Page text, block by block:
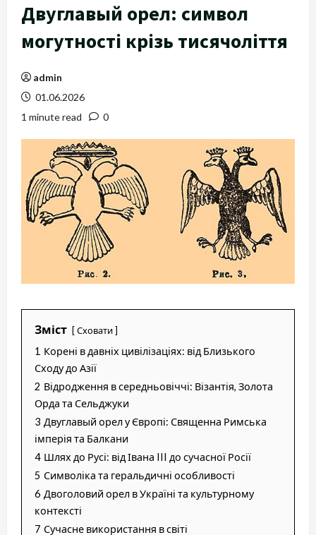
Двуглавый орел: символ
могутності крізь тисячоліття
admin
01.06.2026
1 minute read
0
Зміст Сховати
1 Корені в давніх цивілізаціях: від Близького
Сходу до Азії
2 Відродження в середньовіччі: Візантія, Золота
Орда та Сельджуки
3 Двуглавый орел у Європі: Священна Римська
імперія та Балкани
4 Шлях до Русі: від Івана III до сучасної Росії
5 Символіка та геральдичні особливості
6 Двоголовий орел в Україні та культурному
контексті
7 Сучасне використання в світі